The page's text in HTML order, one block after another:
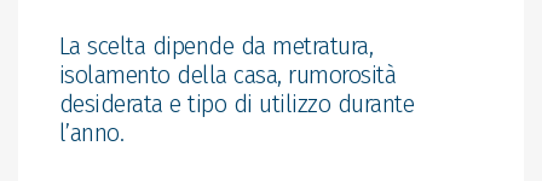
La scelta dipende da metratura,
isolamento della casa, rumorosità
desiderata e tipo di utilizzo durante
l’anno.